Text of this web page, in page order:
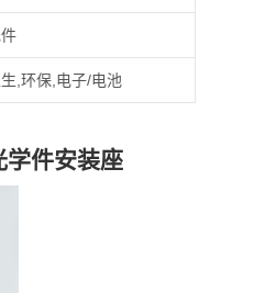
,环保,电子/电池
学件安装座